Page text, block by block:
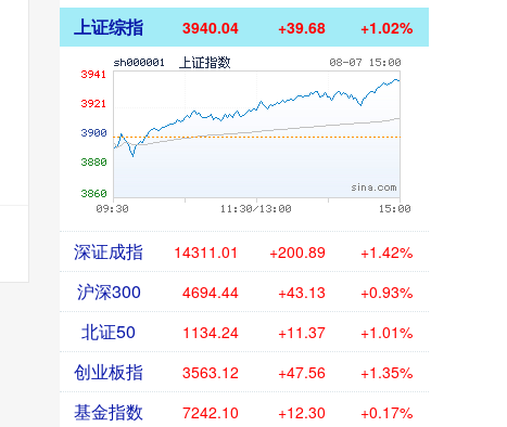
上证综指 3940.04 +39.68 +1.02%
深证成指 14311.01 +200.89 +1.42%
沪深300 4694.44 +43.13 +0.93%
北证50 1134.24 +11.37 +1.01%
创业板指 3563.12 +47.56 +1.35%
基金指数 7242.10 +12.30 +0.17%